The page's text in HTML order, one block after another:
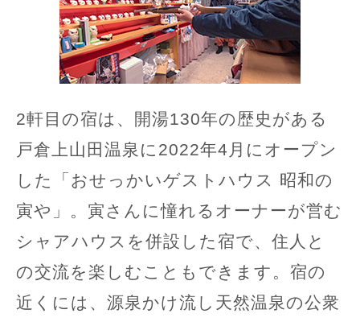
2軒目の宿は、開湯130年の歴史がある
戸倉上山田温泉に2022年4月にオープン
した「おせっかいゲストハウス 昭和の
寅や」。寅さんに憧れるオーナーが営む
シャアハウスを併設した宿で、住人と
の交流を楽しむこともできます。宿の
近くには、源泉かけ流し天然温泉の公衆